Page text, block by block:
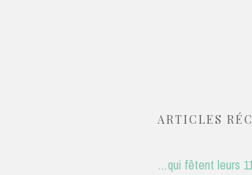
ARTICLES
…qui fêtent leurs